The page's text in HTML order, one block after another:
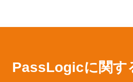
PassLogicに関す